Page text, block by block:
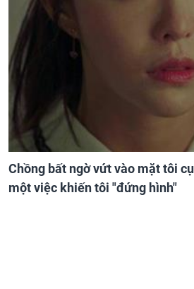
Chồng bất ngờ vứt vào mặt tôi
một việc khiến tôi "đứng hình"